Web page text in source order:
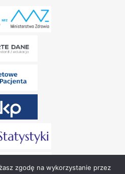
zgodę na wykorzystanie przez